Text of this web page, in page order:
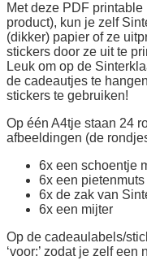
Met deze PDF
product), kun je zelf
(dikker) papier of ze
stickers door ze uit te
Leuk om op de
de cadeautjes te
stickers te gebruiken!
Op één A4tje staan 24
afbeeldingen (de
6x een schoentje
6x een pietenmuts
6x de zak van
6x een mijter
Op de cadeaulabels/
‘voor:’ zodat je zelf